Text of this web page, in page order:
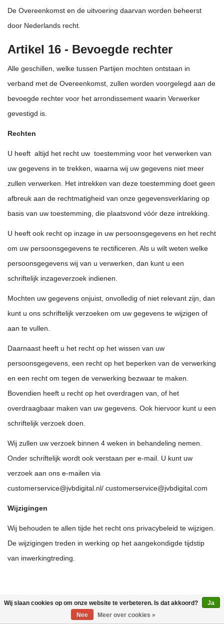
De Overeenkomst en de uitvoering daarvan worden beheerst
door Nederlands recht.
Artikel 16 - Bevoegde rechter
Alle geschillen, welke tussen Partijen mochten ontstaan in
verband met de Overeenkomst, zullen worden voorgelegd aan de
bevoegde rechter voor het arrondissement waarin Verwerker
gevestigd is.
Rechten
U heeft altijd het recht uw toestemming voor het verwerken van
uw gegevens in te trekken, waarna wij uw gegevens niet meer
zullen verwerken. Het intrekken van deze toestemming doet geen
afbreuk aan de rechtmatigheid van onze gegevensverklaring op
basis van uw toestemming, die plaatsvond vóór deze intrekking.
U heeft ook recht op inzage in uw persoonsgegevens en het recht
om uw persoonsgegevens te rectificeren. Als u wilt weten welke
persoonsgegevens wij van u verwerken, dan kunt u een
schriftelijk inzageverzoek indienen.
Mochten uw gegevens onjuist, onvolledig of niet relevant zijn, dan
kunt u ons schriftelijk verzoeken om uw gegevens te wijzigen of
aan te vullen.
Daarnaast heeft u het recht op het wissen van uw
persoonsgegevens, een recht op het beperken van de verwerking
en een recht om tegen de verwerking bezwaar te maken.
Bovendien heeft u recht op het overdragen van, of het
overdraagbaar maken van uw gegevens. Ook hiervoor kunt u een
schriftelijk verzoek doen.
Wij zullen uw verzoek binnen 4 weken in behandeling nemen.
Onder schriftelijk wordt ook verstaan per e-mail. U kunt uw
verzoek aan ons e-mailen via
customerservice@jvbdigital.nl/ customerservice@jvbdigital.com
Wijzigingen
Wij behouden te allen tijde het recht ons privacybeleid te wijzigen.
De wijzigingen treden in werking op het aangekondigde tijdstip
van inwerkingtreding.
Dit is een website van JVB Digital,
Wij slaan cookies op om onze website te verbeteren. Is dat akkoord?
Ja
Nee
Meer over cookies »